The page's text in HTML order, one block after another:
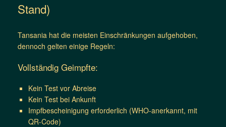
Stand)
Tansania hat die meisten Einschränkungen aufgehoben,
dennoch gelten einige Regeln:
Vollständig Geimpfte:
Kein Test vor Abreise
Kein Test bei Ankunft
Impfbescheinigung erforderlich (WHO-anerkannt, mit
QR-Code)